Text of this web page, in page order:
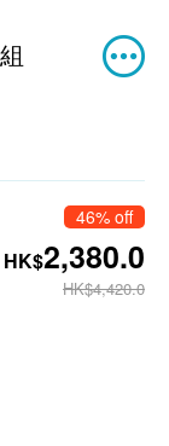
46% off
HK$2,380.0
HK$4,420.0